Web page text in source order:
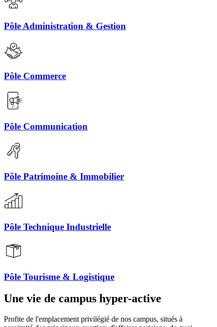
Pôle Administration & Gestion
Pôle Commerce
Pôle Communication
Pôle Patrimoine & Immobilier
Pôle Technique Industrielle
Pôle Tourisme & Logistique
Une vie de campus hyper-active
Profite de l'emplacement privilégié de nos campus, situés à